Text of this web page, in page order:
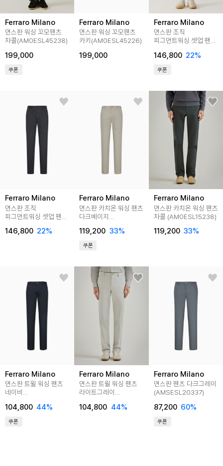
Ferraro Milano
면스판 워싱 꼬모팬츠
차콜(AM0ESL45238)
199,000
쿠폰
Ferraro Milano
면스판 워싱 꼬모팬츠
카키(AM0ESL45226)
199,000
Ferraro Milano
면스판 조직
피그먼트워싱 셋업 팬츠
(AM0FBPC15232)
146,800 22%
쿠폰
Ferraro Milano
면스판 조직
피그먼트워싱 셋업 팬츠
(AM0FBPC15238)
146,800 22%
Ferraro Milano
면스판 카치온 워싱 팬츠
다크베이지
119,200 33%
쿠폰
Ferraro Milano
면스판 카치온 워싱 팬츠
차콜 (AM0ESL15238)
119,200 33%
Ferraro Milano
면스판 트윌 워싱 팬츠
네이비
104,800 44%
쿠폰
Ferraro Milano
면스판 트윌 워싱 팬츠
라이트그레이
104,800 44%
Ferraro Milano
면스판 팬츠 다크그레이
(AMSESL20337)
87,200 60%
쿠폰